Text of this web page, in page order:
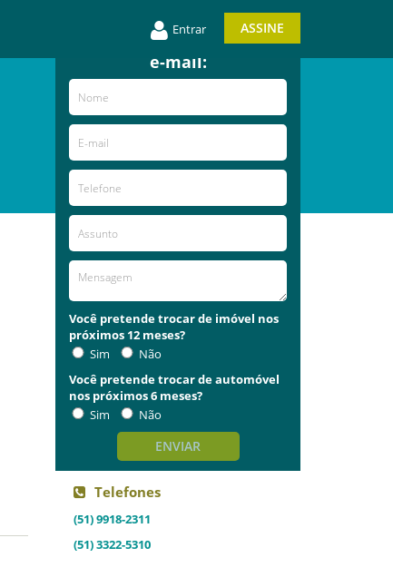
Entrar ASSINE
Entre em contato e
receba novidades por
e-mail:
Você pretende trocar de imóvel nos
próximos 12 meses?
Sim
Não
Você pretende trocar de automóvel
nos próximos 6 meses?
Sim
Não
ENVIAR
Telefones
(51) 9918-2311
(51) 3322-5310